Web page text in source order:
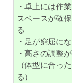
・卓上には作
スペースが確
る
・足が窮屈に
・高さの調整
（体型に合っ
る）